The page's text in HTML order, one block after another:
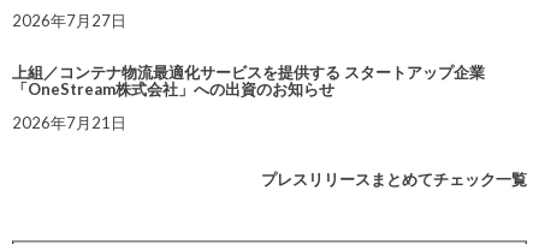
2026年7月27日
上組／コンテナ物流最適化サービスを提供する スタートアップ企業
「OneStream株式会社」への出資のお知らせ
2026年7月21日
プレスリリースまとめてチェック一覧